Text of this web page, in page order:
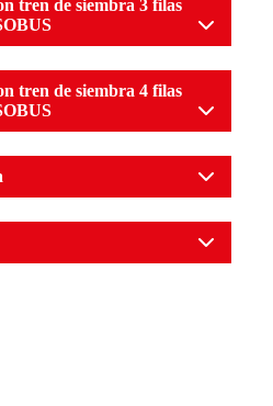
tren de siembra 3 filas
tren de siembra 4 filas